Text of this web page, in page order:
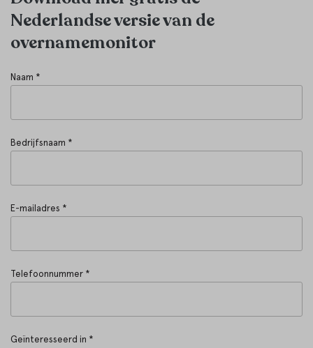
Nederlandse versie van de
overnamemonitor
Naam *
Bedrijfsnaam *
E-mailadres *
Telefoonnummer *
Geïnteresseerd in *